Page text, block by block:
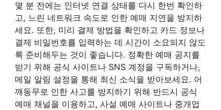
몇 분 전에는 인터넷 연결 상태를 다시 한번 확인하
고, 느린 네트워크 속도로 인한 예매 지연을 방지하
세요. 또한, 미리 결제 방법을 확인하고 카드 정보나
결제 비밀번호를 입력하는 데 시간이 소요되지 않도
록 준비해두는 것이 좋습니다. 정확한 예매 공지를
받기 위해 공식 사이트나 SNS 계정을 구독하거나,
메일 알림 설정을 통해 최신 소식을 받아보세요. 어
깨동무로 인한 사고를 방지하기 위해 반드시 공식
예매 채널을 이용하고, 사설 예매 사이트나 중개업